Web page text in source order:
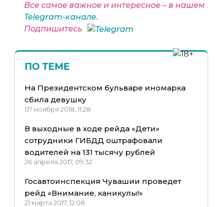
Все самое важное и интересное – в нашем
Telegram-канале.
Подпишитесь
ПО ТЕМЕ
На Президентском бульваре иномарка
сбила девушку
07 ноября 2018, 11:28
В выходные в ходе рейда «Дети»
сотрудники ГИБДД оштрафовали
водителей на 131 тысячу рублей
26 апреля 2017, 09:32
Госавтоинспекция Чувашии проведет
рейд «Внимание, каникулы!»
21 марта 2017, 12:08